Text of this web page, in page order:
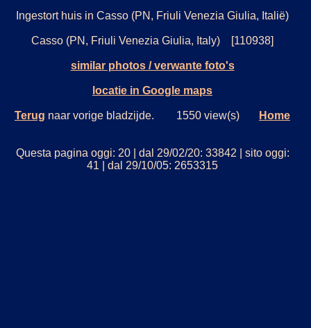
Ingestort huis in Casso (PN, Friuli Venezia Giulia, Italië)
Casso (PN, Friuli Venezia Giulia, Italy) [110938]
similar photos / verwante foto's
locatie in Google maps
Terug naar vorige bladzijde. 1550 view(s) Home
Questa pagina oggi: 20 | dal 29/02/20: 33842 | sito oggi:
41 | dal 29/10/05: 2653315